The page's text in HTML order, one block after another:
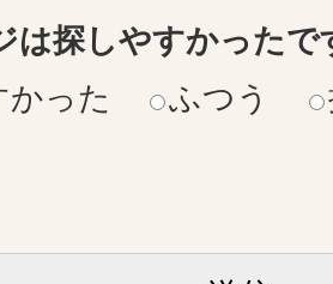
は探しやすかったで
った
ふつう